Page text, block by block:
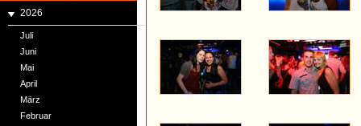
2026
Juli
Juni
Mai
April
März
Februar